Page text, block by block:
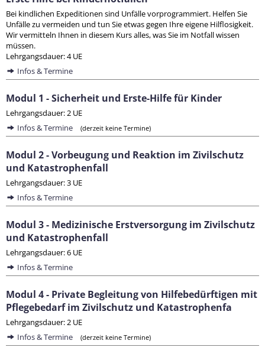
Bei kindlichen Expeditionen sind Unfälle vorprogrammiert. Helfen Sie
Unfälle zu vermeiden und tun Sie etwas gegen Ihre eigene Hilflosigkeit.
Wir vermitteln Ihnen in diesem Kurs alles, was Sie im Notfall wissen
müssen.
Lehrgangsdauer: 4 UE
Infos & Termine
Modul 1 - Sicherheit und Erste-Hilfe für Kinder
Lehrgangsdauer: 2 UE
Infos & Termine
(derzeit keine Termine)
Modul 2 - Vorbeugung und Reaktion im Zivilschutz
und Katastrophenfall
Lehrgangsdauer: 3 UE
Infos & Termine
Modul 3 - Medizinische Erstversorgung im Zivilschutz
und Katastrophenfall
Lehrgangsdauer: 6 UE
Infos & Termine
Modul 4 - Private Begleitung von Hilfebedürftigen mit
Pflegebedarf im Zivilschutz und Katastrophenfa
Lehrgangsdauer: 2 UE
Infos & Termine
(derzeit keine Termine)